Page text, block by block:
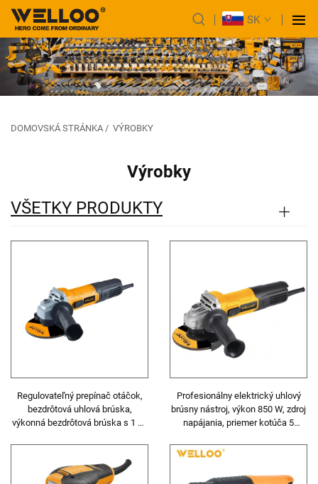
SK
DOMOVSKÁ STRÁNKA / VÝROBKY
Výrobky
VŠETKY PRODUKTY
Regulovateľný prepínač otáčok,
bezdrôtová uhlová brúska,
výkonná bezdrôtová brúska s 1 ks
Profesionálny elektrický uhlový
brúsny nástroj, výkon 850 W, zdroj
napájania, priemer kotúča 5